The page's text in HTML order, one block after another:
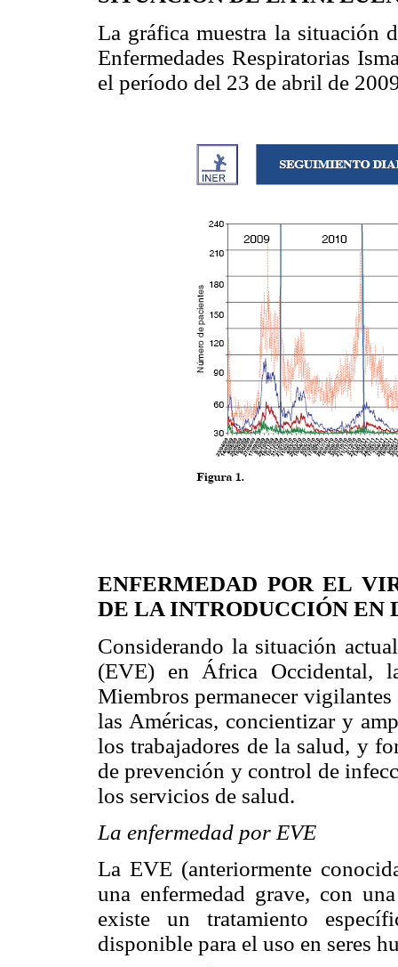
La gráfica muestra la situación
Enfermedades Respiratorias
el período del 23 de abril de
ENFERMEDAD POR EL
DE LA INTRODUCCIÓN EN
Considerando la situación
(EVE) en África Occidental,
Miembros permanecer
las Américas, concientizar y
los trabajadores de la salud, y
de prevención y control de
los servicios de salud.
La enfermedad por EVE
La EVE (anteriormente
una enfermedad grave, con
existe un tratamiento
disponible para el uso en seres